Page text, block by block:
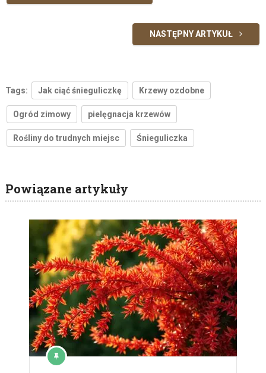
NASTĘPNY ARTYKUŁ
Tags: Jak ciąć śnieguliczkę Krzewy ozdobne
Ogród zimowy pielęgnacja krzewów
Rośliny do trudnych miejsc Śnieguliczka
Powiązane artykuły